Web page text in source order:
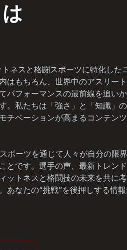
ネスと格闘スポーツに特化した
はもちろん、世界中のアスリー
パフォーマンスの最前線を追い
。私たちは「強さ」と「知識」
チベーションが高まるコンテン
ポーツを通じて人々が自分の限
とです。選手の声、最新トレン
ットネスと格闘技の未来を共に考
あなたの“挑戦”を後押しする情